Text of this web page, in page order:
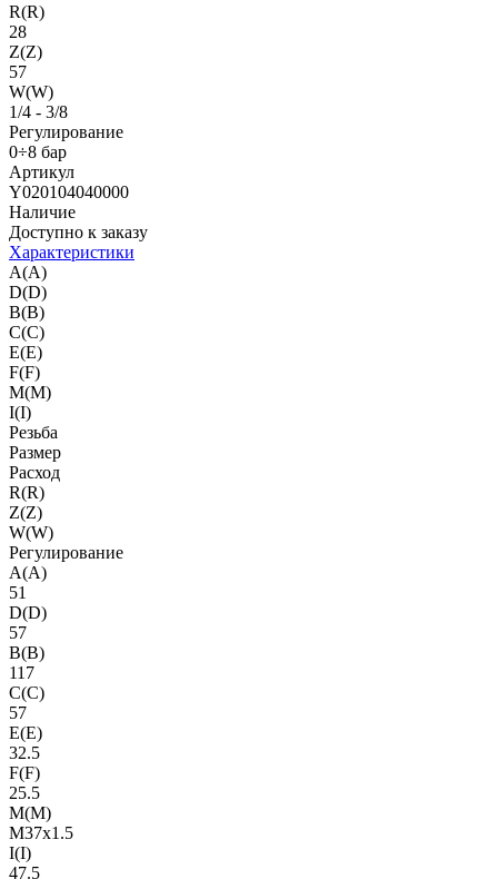
R(R)
28
Z(Z)
57
W(W)
1/4 - 3/8
Регулирование
0÷8 бар
Артикул
Y020104040000
Наличие
Доступно к заказу
Характеристики
A(A)
D(D)
B(B)
C(C)
E(E)
F(F)
M(M)
I(I)
Резьба
Размер
Расход
R(R)
Z(Z)
W(W)
Регулирование
A(A)
51
D(D)
57
B(B)
117
C(C)
57
E(E)
32.5
F(F)
25.5
M(M)
M37x1.5
I(I)
47.5